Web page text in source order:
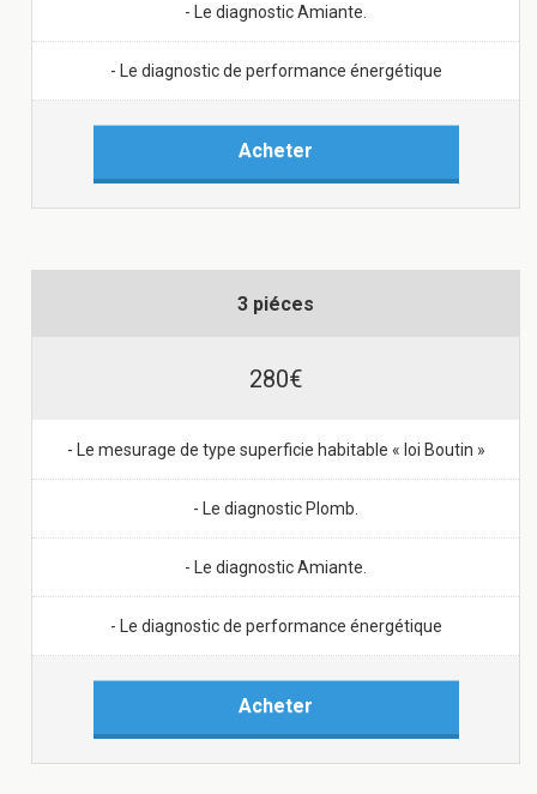
- Le diagnostic Amiante.
- Le diagnostic de performance énergétique
Acheter
3 piéces
280€
- Le mesurage de type superficie habitable « loi Boutin »
- Le diagnostic Plomb.
- Le diagnostic Amiante.
- Le diagnostic de performance énergétique
Acheter